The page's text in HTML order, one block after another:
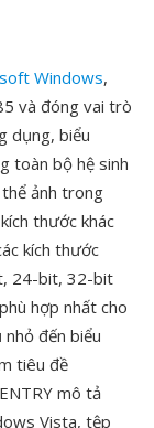
Windows,
và đóng vai trò
dụng, biểu
toàn bộ hệ sinh
ảnh trong
thước khác
kích thước
24-bit, 32-bit
hợp nhất cho
đến biểu
tiêu đề
mô tả
Vista, tệp